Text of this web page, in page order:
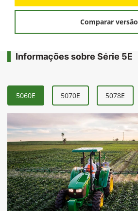
Comparar versão
Informações sobre Série 5E
5060E 5070E 5078E